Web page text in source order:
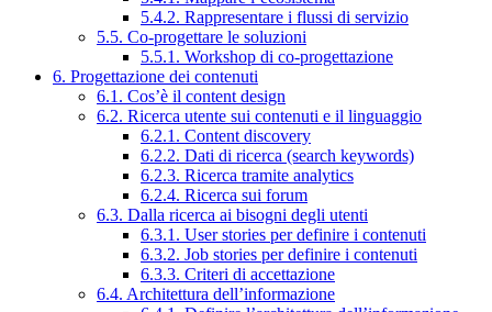
5.4.2. Rappresentare i flussi di servizio
5.5. Co-progettare le soluzioni
5.5.1. Workshop di co-progettazione
6. Progettazione dei contenuti
6.1. Cos’è il content design
6.2. Ricerca utente sui contenuti e il linguaggio
6.2.1. Content discovery
6.2.2. Dati di ricerca (search keywords)
6.2.3. Ricerca tramite analytics
6.2.4. Ricerca sui forum
6.3. Dalla ricerca ai bisogni degli utenti
6.3.1. User stories per definire i contenuti
6.3.2. Job stories per definire i contenuti
6.3.3. Criteri di accettazione
6.4. Architettura dell’informazione